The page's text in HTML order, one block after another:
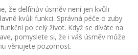
že delfínův úsměv není jen kvůli
kvůli funkci. Správná péče o zuby
po celý život. Když se díváte na
pomyslete si, že i váš úsměv může
věnujete pozornost.